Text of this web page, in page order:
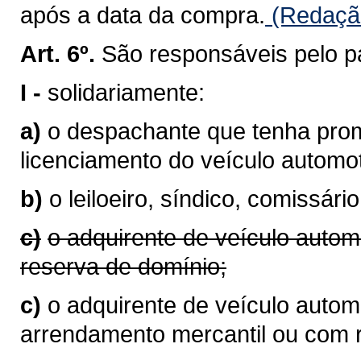
após a data da compra.
Art. 6º. São responsáveis pelo
I - solidariamente:
a) o despachante que tenha
licenciamento do veículo
b) o leiloeiro, síndico,
c) o adquirente de veículo
reserva de domínio;
c) o adquirente de veículo
arrendamento mercantil ou com